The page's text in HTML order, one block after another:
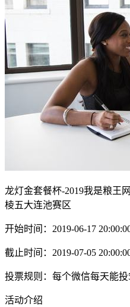
龙灯金套餐杯-2019我是粮王
棱五大连池赛区
开始时间：2019-06-17
截止时间：2019-07-05
投票规则：每个微信每天能
活动介绍